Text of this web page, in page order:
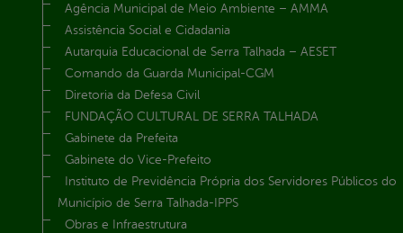
Agência Municipal de Meio Ambiente – AMMA
Assistência Social e Cidadania
Autarquia Educacional de Serra Talhada – AESET
Comando da Guarda Municipal-CGM
Diretoria da Defesa Civil
FUNDAÇÃO CULTURAL DE SERRA TALHADA
Gabinete da Prefeita
Gabinete do Vice-Prefeito
Instituto de Previdência Própria dos Servidores Públicos do
Município de Serra Talhada-IPPS
Obras e Infraestrutura